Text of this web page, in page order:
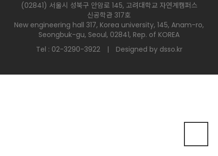
(02841) 서울시 성북구 안암로 145, 고려대학교 자연계캠퍼스
신공학관 317호
New engineering hall 317, Korea university, 145, Anam-ro,
Seongbuk-gu, Seoul, 02841, Rep. of KOREA
Tel : 02-3290-3922 | Designed by dsso.kr